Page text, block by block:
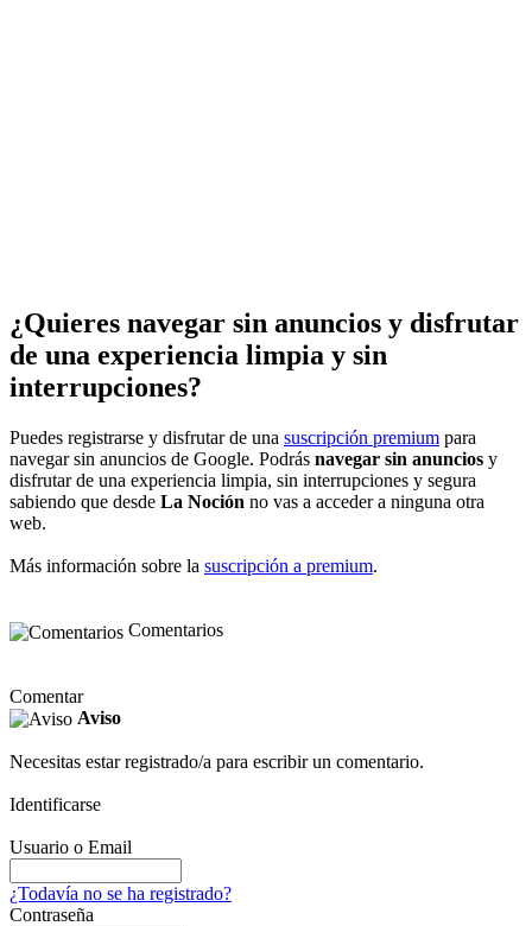
¿Quieres navegar sin anuncios y disfrutar
de una experiencia limpia y sin
interrupciones?
Puedes registrarse y disfrutar de una suscripción premium para
navegar sin anuncios de Google. Podrás navegar sin anuncios y
disfrutar de una experiencia limpia, sin interrupciones y segura
sabiendo que desde La Noción no vas a acceder a ninguna otra
web.
Más información sobre la suscripción a premium.
Comentarios
Comentar
Aviso
Necesitas estar registrado/a para escribir un comentario.
Identificarse
Usuario o Email
¿Todavía no se ha registrado?
Contraseña